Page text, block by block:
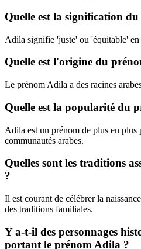
Quelle est la signification
Adila signifie 'juste' ou 'équitable' en
Quelle est l'origine du
Le prénom Adila a des racines
Quelle est la popularité du
Adila est un prénom de plus en plus
communautés arabes.
Quelles sont les traditions
?
Il est courant de célébrer la
des traditions familiales.
Y a-t-il des personnages
portant le prénom Adila ?